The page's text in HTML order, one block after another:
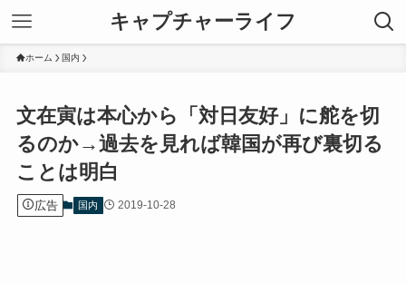
キャプチャーライフ
ホーム 国内
文在寅は本心から「対日友好」に舵を切
るのか→過去を見れば韓国が再び裏切る
ことは明白
広告 国内 2019-10-28